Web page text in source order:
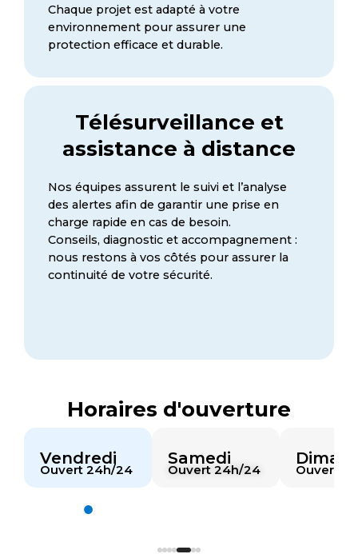
Chaque projet est adapté à votre
environnement pour assurer une
protection efficace et durable.
Télésurveillance et
assistance à distance
Nos équipes assurent le suivi et l’analyse
des alertes afin de garantir une prise en
charge rapide en cas de besoin.
Conseils, diagnostic et accompagnement :
nous restons à vos côtés pour assurer la
continuité de votre sécurité.
Horaires d'ouverture
Vendredi
Ouvert 24h/24
Samedi
Ouvert 24h/24 Ouvert